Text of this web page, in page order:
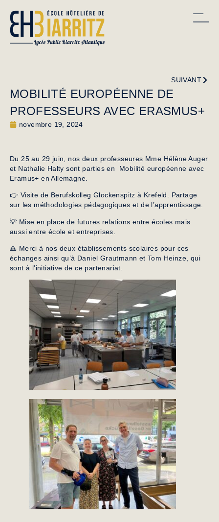
SUIVANT
MOBILITÉ EUROPÉENNE DE
PROFESSEURS AVEC ERASMUS+
novembre 19, 2024
Du 25 au 29 juin, nos deux professeures Mme Hélène Auger
et Nathalie Halty sont parties en Mobilité européenne avec
Eramus+ en Allemagne.
👉 Visite de Berufskolleg Glockenspitz à Krefeld. Partage
sur les méthodologies pédagogiques et de l’apprentissage.
💡 Mise en place de futures relations entre écoles mais
aussi entre école et entreprises.
🙏 Merci à nos deux établissements scolaires pour ces
échanges ainsi qu’à Daniel Grautmann et Tom Heinze, qui
sont à l’initiative de ce partenariat.